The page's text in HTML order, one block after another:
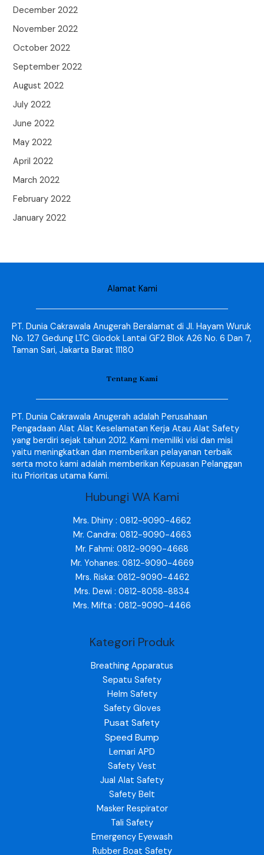
December 2022
November 2022
October 2022
September 2022
August 2022
July 2022
June 2022
May 2022
April 2022
March 2022
February 2022
January 2022
Alamat Kami
PT. Dunia Cakrawala Anugerah Beralamat di Jl. Hayam Wuruk
No. 127 Gedung LTC Glodok Lantai GF2 Blok A26 No. 6 Dan 7,
Taman Sari, Jakarta Barat 11180
Tentang Kami
PT. Dunia Cakrawala Anugerah adalah Perusahaan
Pengadaan Alat Alat Keselamatan Kerja Atau Alat Safety
yang berdiri sejak tahun 2012. Kami memiliki visi dan misi
yaitu meningkatkan dan memberikan pelayanan terbaik
serta moto kami adalah memberikan Kepuasan Pelanggan
itu Prioritas utama Kami.
Hubungi WA Kami
Mrs. Dhiny : 0812-9090-4662
Mr. Candra: 0812-9090-4663
Mr. Fahmi: 0812-9090-4668
Mr. Yohanes: 0812-9090-4669
Mrs. Riska: 0812-9090-4462
Mrs. Dewi : 0812-8058-8834
Mrs. Mifta : 0812-9090-4466
Kategori Produk
Breathing Apparatus
Sepatu Safety
Helm Safety
Safety Gloves
Pusat Safety
Speed Bump
Lemari APD
Safety Vest
Jual Alat Safety
Safety Belt
Masker Respirator
Tali Safety
Emergency Eyewash
Rubber Boat Safety